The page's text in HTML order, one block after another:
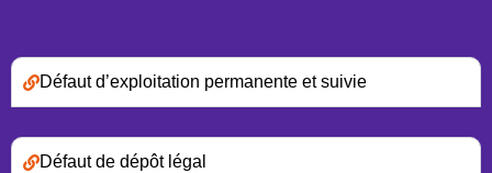
Défaut d’exploitation permanente et suivie
Défaut de dépôt légal